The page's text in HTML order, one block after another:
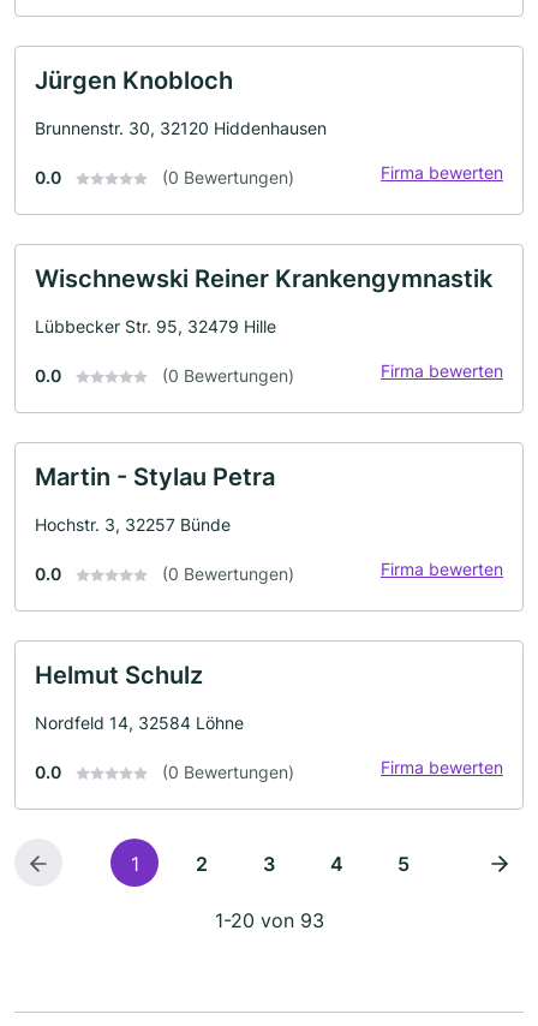
Jürgen Knobloch
Brunnenstr. 30, 32120 Hiddenhausen
0.0 (0 Bewertungen) Firma bewerten
Wischnewski Reiner Krankengymnastik
Lübbecker Str. 95, 32479 Hille
0.0 (0 Bewertungen) Firma bewerten
Martin - Stylau Petra
Hochstr. 3, 32257 Bünde
0.0 (0 Bewertungen) Firma bewerten
Helmut Schulz
Nordfeld 14, 32584 Löhne
0.0 (0 Bewertungen) Firma bewerten
1 2 3 4 5
1-20 von 93